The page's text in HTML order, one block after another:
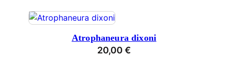
Atrophaneura dixoni
20,00 €